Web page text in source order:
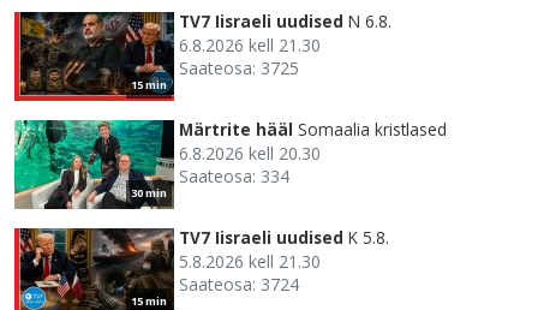
15 min
TV7 Iisraeli uudised N 6.8.
6.8.2026 kell 21.30
Saateosa: 3725
30 min
Märtrite hääl Somaalia kristlased
6.8.2026 kell 20.30
Saateosa: 334
15 min
TV7 Iisraeli uudised K 5.8.
5.8.2026 kell 21.30
Saateosa: 3724